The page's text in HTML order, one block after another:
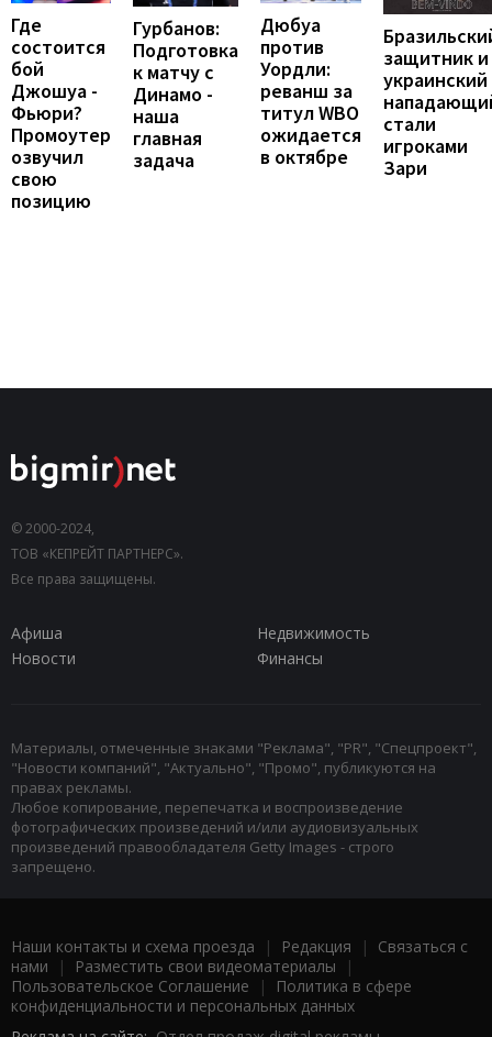
Где
состоится
бой
Джошуа -
Фьюри?
Промоутер
озвучил
свою
позицию
Гурбанов:
Подготовка
к матчу с
Динамо -
наша
главная
задача
Дюбуа
против
Уордли:
реванш за
титул WBO
ожидается
в октябре
защитник и
украинский
стали
игроками
Зари
© 2000-2024,
ТОВ «КЕПРЕЙТ ПАРТНЕРС».
Все права защищены.
Афиша
Недвижимость
Новости
Финансы
Материалы, отмеченные знаками "Реклама", "PR", "Спецпроект",
"Новости компаний", "Актуально", "Промо", публикуются на
правах рекламы.
Любое копирование, перепечатка и воспроизведение
фотографических произведений и/или аудиовизуальных
произведений правообладателя Getty Images - строго
запрещено.
Наши контакты и схема проезда | Редакция | Связаться с
нами | Разместить свои видеоматериалы |
Пользовательское Соглашение |
Политика в сфере
конфиденциальности и персональных данных